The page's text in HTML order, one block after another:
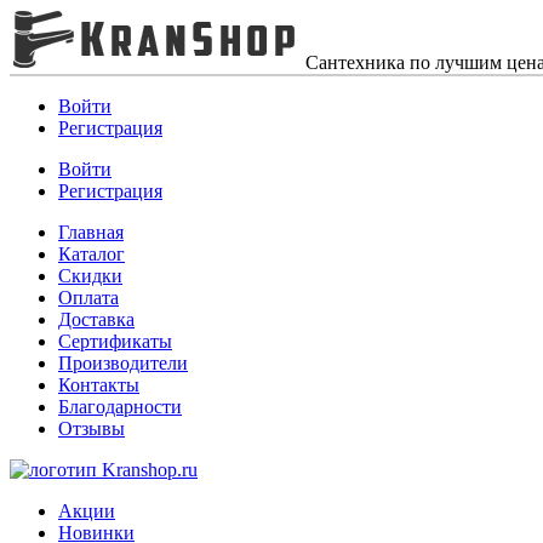
Сантехника по лучшим
Войти
Регистрация
Войти
Регистрация
Главная
Каталог
Скидки
Оплата
Доставка
Сертификаты
Производители
Контакты
Благодарности
Отзывы
Акции
Новинки